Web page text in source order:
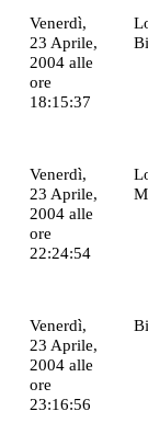
Venerdì,
23 Aprile,
2004 alle
ore
18:15:37
Venerdì,
23 Aprile,
2004 alle
ore
22:24:54
Venerdì,
23 Aprile,
2004 alle
ore
23:16:56